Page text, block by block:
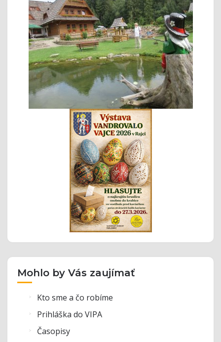
Mohlo by Vás zaujímať
Kto sme a čo robíme
Prihláška do VIPA
Časopisy